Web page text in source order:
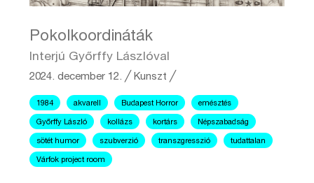
Pokolkoordináták
Interjú Győrffy Lászlóval
2024. december 12. ╱Kunszt ╱
1984 akvarell Budapest Horror emésztés
Győrffy László kollázs kortárs Népszabadság
sötét humor szubverzió transzgresszió tudattalan
Várfok project room